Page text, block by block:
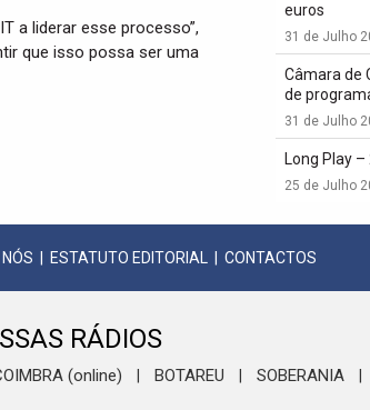
a liderar esse processo”,
que isso possa ser uma
euros
31 de Julho
Câmara de
de
31 de Julho
Long Play
25 de Julho
ESTATUTO EDITORIAL CONTACTOS
RÁDIOS
(online) BOTAREU SOBERANIA